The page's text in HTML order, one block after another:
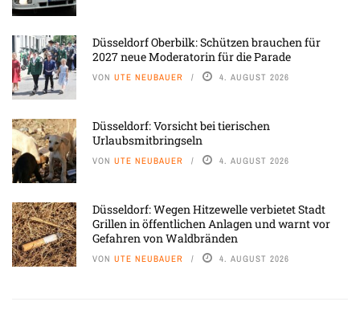
Düsseldorf Oberbilk: Schützen brauchen für
2027 neue Moderatorin für die Parade
VON UTE NEUBAUER 4. AUGUST 2026
Düsseldorf: Vorsicht bei tierischen
Urlaubsmitbringseln
VON UTE NEUBAUER 4. AUGUST 2026
Düsseldorf: Wegen Hitzewelle verbietet Stadt
Grillen in öffentlichen Anlagen und warnt vor
Gefahren von Waldbränden
VON UTE NEUBAUER 4. AUGUST 2026